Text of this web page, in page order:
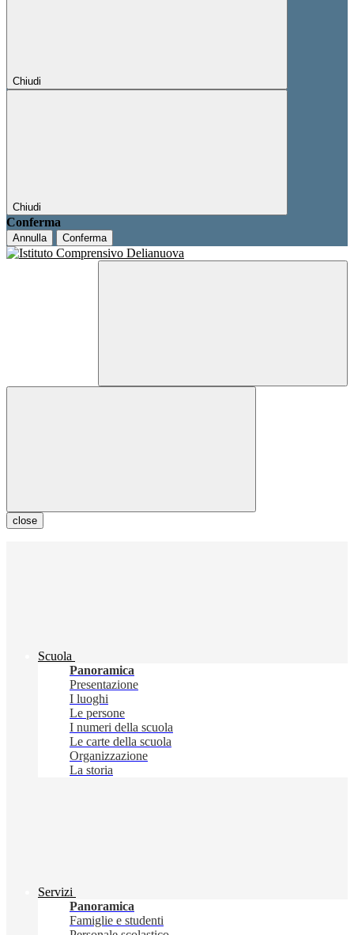
Chiudi
Chiudi
Conferma
Annulla Conferma
close
Scuola
Panoramica
Presentazione
I luoghi
Le persone
I numeri della scuola
Le carte della scuola
Organizzazione
La storia
Servizi
Panoramica
Famiglie e studenti